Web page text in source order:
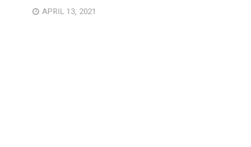
APRIL 13, 2021